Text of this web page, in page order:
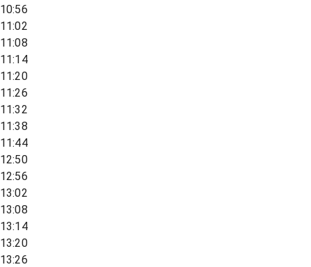
10:56
11:02
11:08
11:14
11:20
11:26
11:32
11:38
11:44
12:50
12:56
13:02
13:08
13:14
13:20
13:26